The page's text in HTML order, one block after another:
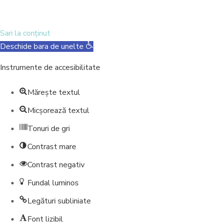
Sari la conținut
Deschide bara de unelte
Instrumente de accesibilitate
Mărește textul
Micșorează textul
Tonuri de gri
Contrast mare
Contrast negativ
Fundal luminos
Legături subliniate
Font lizibil